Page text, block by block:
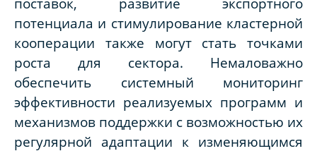
потенциала и стимулирование кластерной
кооперации также могут стать точками
роста для сектора. Немаловажно
обеспечить системный мониторинг
эффективности реализуемых программ и
механизмов поддержки с возможностью их
регулярной адаптации к изменяющимся